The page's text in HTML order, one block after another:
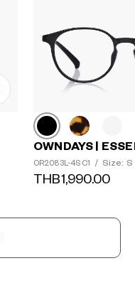
OWNDAYS |
OR2083L-4S C1 / Size: S
THB1,990.00